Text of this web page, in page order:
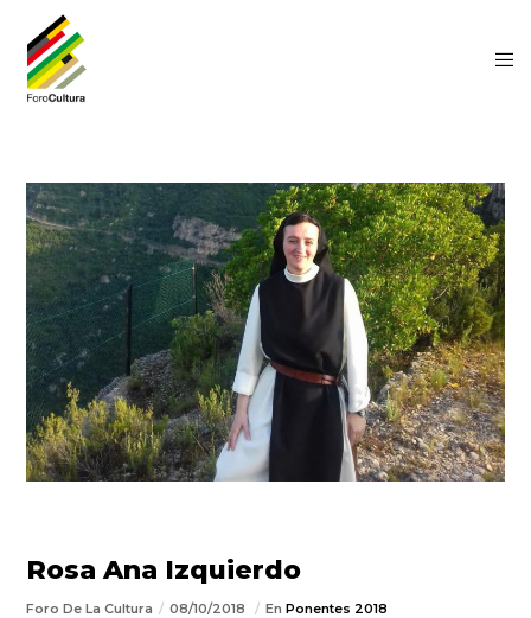
Rosa Ana Izquierdo
Foro De La Cultura 08/10/2018 EnPonentes 2018